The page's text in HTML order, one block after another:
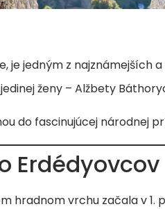
jedným z najznámejších
ženy – Alžbety
do fascinujúcej národnej
Erdédyovcov
vrchu začala v 1.